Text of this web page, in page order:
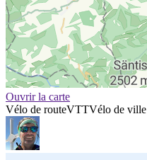
Ouvrir la carte
Vélo de routeVTTVélo de ville